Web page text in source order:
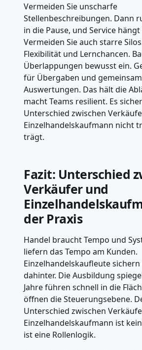
Vermeiden Sie unscharfe
Stellenbeschreibungen. Dann
in die Pause, und Service
Vermeiden Sie auch starre
Flexibilität und Lernchancen.
Überlappungen bewusst ein.
für Übergaben und
Auswertungen. Das hält die
macht Teams resilient. Es
Unterschied zwischen
Einzelhandelskaufmann nicht
trägt.
Fazit: Unterschied
Verkäufer und
der Praxis
Handel braucht Tempo und
liefern das Tempo am Kunden.
Einzelhandelskaufleute sichern
dahinter. Die Ausbildung
Jahre führen schnell in die
öffnen die Steuerungsebene.
Unterschied zwischen
Einzelhandelskaufmann ist
ist eine Rollenlogik.